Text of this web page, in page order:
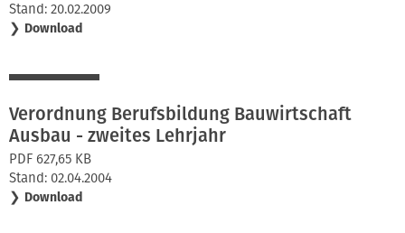
Stand: 20.02.2009
❯ Download
Verordnung Berufsbildung Bauwirtschaft
Ausbau - zweites Lehrjahr
PDF 627,65 KB
Stand: 02.04.2004
❯ Download